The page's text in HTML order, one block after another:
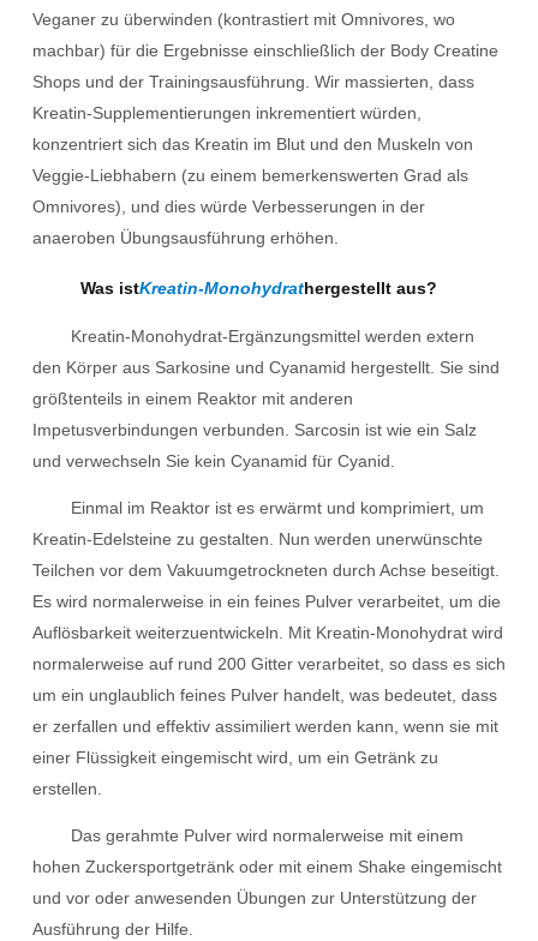
Veganer zu überwinden (kontrastiert mit Omnivores, wo
machbar) für die Ergebnisse einschließlich der Body Creatine
Shops und der Trainingsausführung. Wir massierten, dass
Kreatin-Supplementierungen inkrementiert würden,
konzentriert sich das Kreatin im Blut und den Muskeln von
Veggie-Liebhabern (zu einem bemerkenswerten Grad als
Omnivores), und dies würde Verbesserungen in der
anaeroben Übungsausführung erhöhen.
Was istKreatin-Monohydrathergestellt aus?
Kreatin-Monohydrat-Ergänzungsmittel werden extern
den Körper aus Sarkosine und Cyanamid hergestellt. Sie sind
größtenteils in einem Reaktor mit anderen
Impetusverbindungen verbunden. Sarcosin ist wie ein Salz
und verwechseln Sie kein Cyanamid für Cyanid.
Einmal im Reaktor ist es erwärmt und komprimiert, um
Kreatin-Edelsteine ​​zu gestalten. Nun werden unerwünschte
Teilchen vor dem Vakuumgetrockneten durch Achse beseitigt.
Es wird normalerweise in ein feines Pulver verarbeitet, um die
Auflösbarkeit weiterzuentwickeln. Mit Kreatin-Monohydrat wird
normalerweise auf rund 200 Gitter verarbeitet, so dass es sich
um ein unglaublich feines Pulver handelt, was bedeutet, dass
er zerfallen und effektiv assimiliert werden kann, wenn sie mit
einer Flüssigkeit eingemischt wird, um ein Getränk zu
erstellen.
Das gerahmte Pulver wird normalerweise mit einem
hohen Zuckersportgetränk oder mit einem Shake eingemischt
und vor oder anwesenden Übungen zur Unterstützung der
Ausführung der Hilfe.